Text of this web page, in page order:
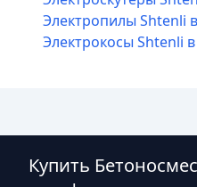
Электропилы Shtenli
Электрокосы Shtenli
Купить